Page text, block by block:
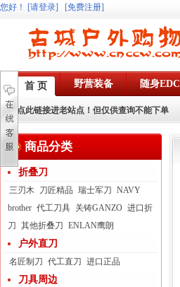
您好 ！ [请登录] [免费注册]
首 页 野营装备 随身EDC
点此链接进老站点！但仅供查询不能下单
商品分类
折叠刀
三刃木 刀匠精品 瑞士军刀 NAVY
brother 代工刀具 关铸GANZO 进口折
刀 其他折叠刀 ENLAN鹰朗
户外直刀
名匠制刀 代工直刀 进口正品
刀具周边